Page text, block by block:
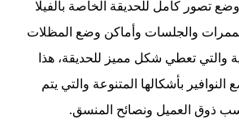
تصور كامل للحديقة الخاصة بالفيلا
والجلسات وأماكن وضع المظلات
والتي تعطي شكل مميز للحديقة، هذا
النوافير بأشكالها المتنوعة والتي يتم
ذوق العميل ونصائح المنسق.